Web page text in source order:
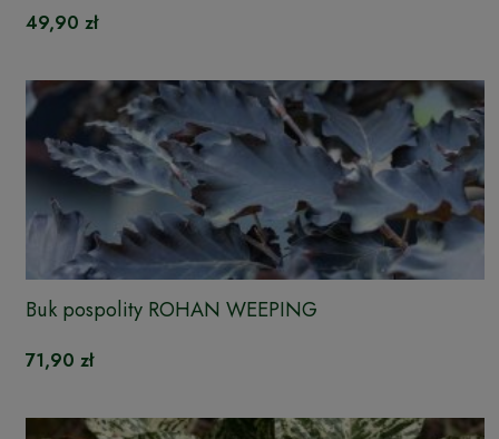
49,90 zł
Buk pospolity ROHAN WEEPING
71,90 zł